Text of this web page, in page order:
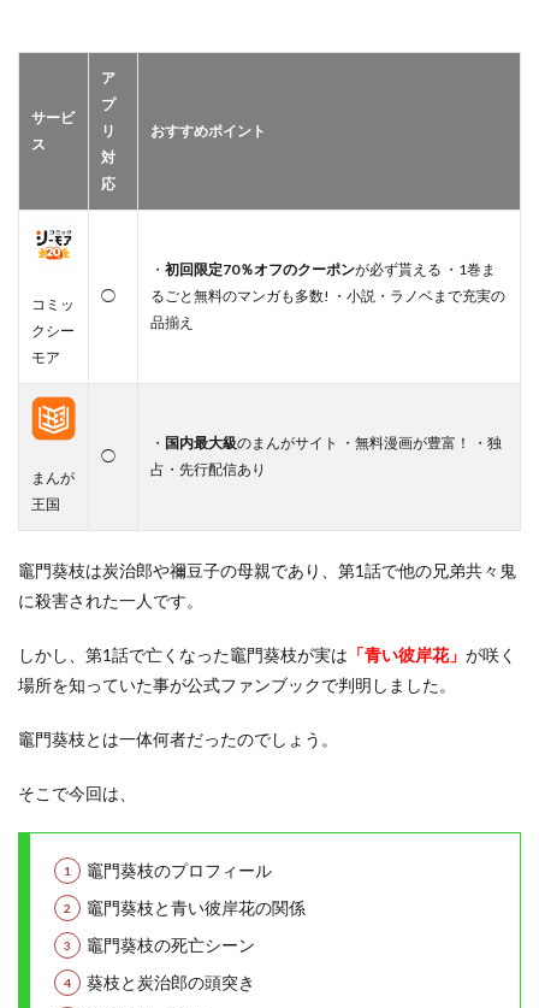
サービ
ス
ア
プ
リ
対
応
おすすめポイント
コミッ
クシー
モア
◯
・ 初回限定70％オフのクーポンが必ず貰える ・1巻ま
るごと無料のマンガも多数! ・小説・ラノベまで充実の
品揃え
まんが
王国
◯
・ 国内最大級のまんがサイト ・無料漫画が豊富！ ・独
占・先行配信あり
竈門葵枝は炭治郎や禰豆子の母親であり、第1話で他の兄弟共々鬼
に殺害された一人です。
しかし、第1話で亡くなった竈門葵枝が実は 「青い彼岸花」 が咲く
場所を知っていた事が公式ファンブックで判明しました。
竈門葵枝とは一体何者だったのでしょう。
そこで今回は、
竈門葵枝のプロフィール
竈門葵枝と青い彼岸花の関係
竈門葵枝の死亡シーン
葵枝と炭治郎の頭突き